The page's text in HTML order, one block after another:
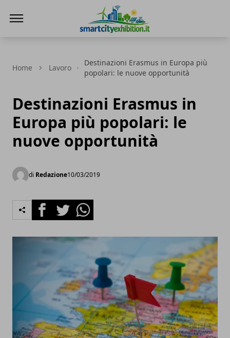
Home Lavoro
Destinazioni Erasmus in Europa più
popolari: le nuove opportunità
Destinazioni Erasmus in
Europa più popolari: le
nuove opportunità
di Redazione10/03/2019
FacebookTwitterWhatsapp